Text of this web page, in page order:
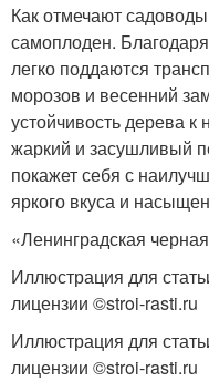
Как отмечают
самоплоден.
легко поддаются
морозов и весенний
устойчивость дерева
жаркий и засушливый
покажет себя с
яркого вкуса и
«Ленинградская
Иллюстрация для
лицензии ©stroi-rasti.ru
Иллюстрация для
лицензии ©stroi-rasti.ru